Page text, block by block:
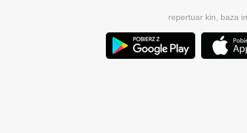
repertuar kin, baza